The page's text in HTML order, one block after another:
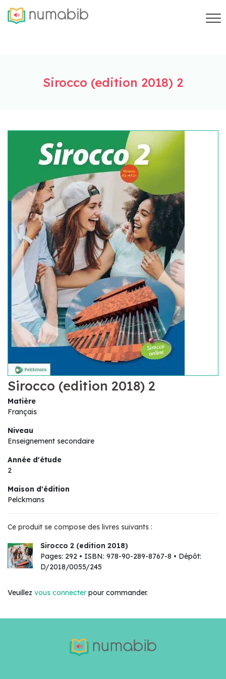
Sirocco (edition 2018) 2
Sirocco (edition 2018) 2
Matière
Français
Niveau
Enseignement secondaire
Année d'étude
2
Maison d'édition
Pelckmans
Ce produit se compose des livres suivants :
Sirocco 2 (edition 2018)
Pages: 292 • ISBN: 978-90-289-8767-8 • Dépôt:
D/2018/0055/245
Veuillez vous connecter pour commander.